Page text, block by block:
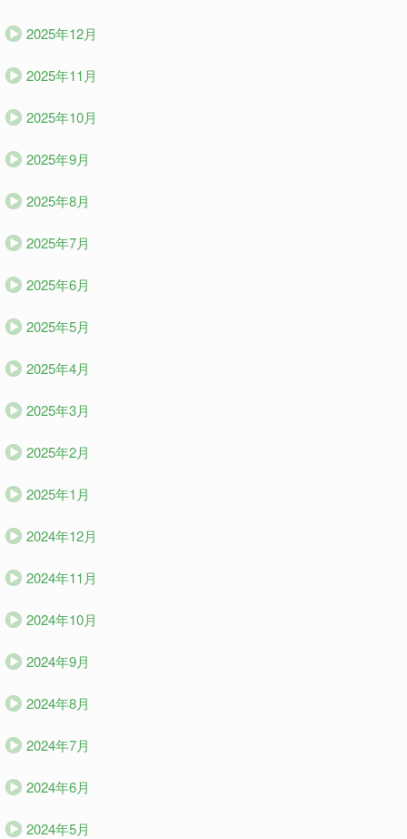
2025年12月
2025年11月
2025年10月
2025年9月
2025年8月
2025年7月
2025年6月
2025年5月
2025年4月
2025年3月
2025年2月
2025年1月
2024年12月
2024年11月
2024年10月
2024年9月
2024年8月
2024年7月
2024年6月
2024年5月